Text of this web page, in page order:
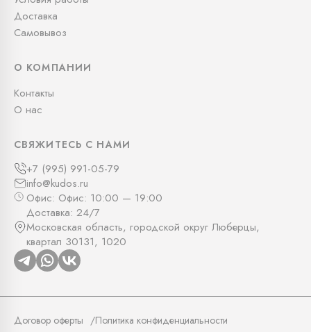
Доставка
Самовывоз
О КОМПАНИИ
Контакты
О нас
СВЯЖИТЕСЬ С НАМИ
+7 (995) 991-05-79
info@kudos.ru
Офис: Офис: 10:00 — 19:00
Доставка: 24/7
Московская область, городской округ Люберцы,
квартал 30131, 1020
Договор оферты Политика конфиденциальности